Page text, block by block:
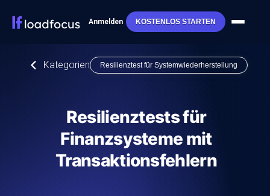
Anmelden KOSTENLOS STARTEN
Kategorien Resilienztest für Systemwiederherstellung
Resilienztests für
Finanzsysteme mit
Transaktionsfehlern